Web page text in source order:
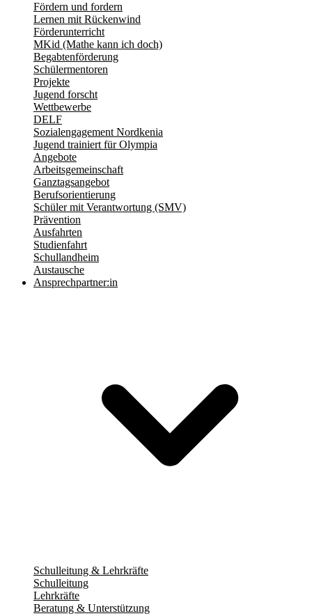
Fördern und fordern
Lernen mit Rückenwind
Förderunterricht
MKid (Mathe kann ich doch)
Begabtenförderung
Schülermentoren
Projekte
Jugend forscht
Wettbewerbe
DELF
Sozialengagement Nordkenia
Jugend trainiert für Olympia
Angebote
Arbeitsgemeinschaft
Ganztagsangebot
Berufsorientierung
Schüler mit Verantwortung (SMV)
Prävention
Ausfahrten
Studienfahrt
Schullandheim
Austausche
Ansprechpartner:in
Schulleitung & Lehrkräfte
Schulleitung
Lehrkräfte
Beratung & Unterstützung